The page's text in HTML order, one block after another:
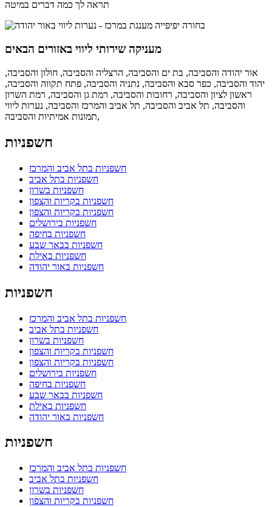
תראה לך כמה דברים במיטה
מעניקה שירותי ליווי באזורים הבאים
אור יהודה והסביבה, בת ים והסביבה, הרצליה והסביבה, חולון והסביבה,
יהוד והסביבה, כפר סבא והסביבה, נתניה והסביבה, פתח תקווה והסביבה,
ראשון לציון והסביבה, רחובות והסביבה, רמת גן והסביבה, רמת השרון
והסביבה, תל אביב והסביבה, תל אביב והמרכז והסביבה, נערות ליווי
תמונות אמיתיות והסביבה,
חשפניות
חשפניות בתל אביב והמרכז
חשפניות בתל אביב
חשפניות בשרון
חשפניות בקריות והצפון
חשפניות בקריות והצפון
חשפניות בירושלים
חשפניות בחיפה
חשפניות בבאר שבע
חשפניות באילת
חשפניות באור יהודה
חשפניות
חשפניות בתל אביב והמרכז
חשפניות בתל אביב
חשפניות בשרון
חשפניות בקריות והצפון
חשפניות בקריות והצפון
חשפניות בירושלים
חשפניות בחיפה
חשפניות בבאר שבע
חשפניות באילת
חשפניות באור יהודה
חשפניות
חשפניות בתל אביב והמרכז
חשפניות בתל אביב
חשפניות בשרון
חשפניות בקריות והצפון